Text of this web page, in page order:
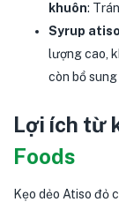
khuôn:
Syrup
lượng cao,
còn bổ
Lợi ích từ
Foods
Kẹo dẻo Atiso đỏ